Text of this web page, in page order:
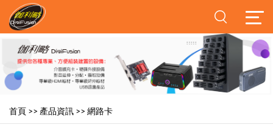
首頁 >> 產品資訊 >> 網路卡